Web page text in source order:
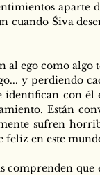
aparte
cuando Śiva
al ego como algo
y perdiendo
identifican con él
Están
sufren
feliz en este
comprenden